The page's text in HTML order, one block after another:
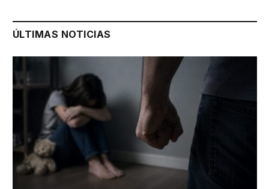
ÚLTIMAS NOTICIAS